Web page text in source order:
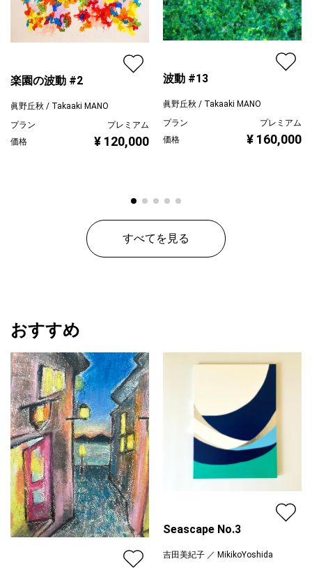
楽園の波動 #2
眞野丘秋 / Takaaki MANO
プラン
プレミアム
価格
¥ 120,000
波動 #13
眞野丘秋 / Takaaki MANO
プラン
プレミアム
価格
¥ 160,000
すべてを見る
おすすめ
Seascape No.3
吉田美紀子 ／ MikikoYoshida